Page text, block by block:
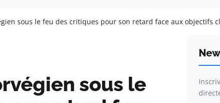
sous le feu des critiques pour son retard face aux objectifs
sous le